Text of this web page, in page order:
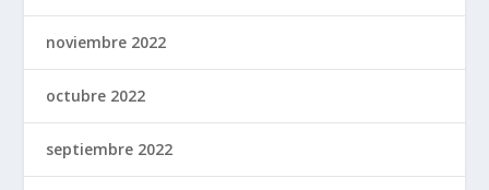
noviembre 2022
octubre 2022
septiembre 2022